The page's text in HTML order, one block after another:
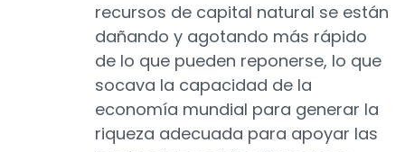
recursos de capital natural se están
dañando y agotando más rápido
de lo que pueden reponerse, lo que
socava la capacidad de la
economía mundial para generar la
riqueza adecuada para apoyar las